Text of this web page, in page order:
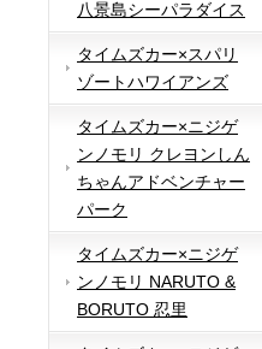
八景島シーパラダイス
タイムズカー×スパリ
ゾートハワイアンズ
タイムズカー×ニジゲ
ンノモリ クレヨンしん
ちゃんアドベンチャー
パーク
タイムズカー×ニジゲ
ンノモリ NARUTO &
BORUTO 忍里